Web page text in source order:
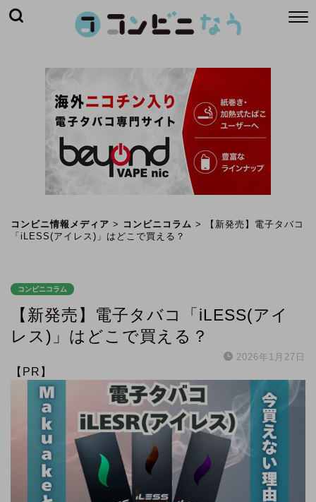
コンビニ情報メディア > コンビニコラム >
【新発売】電子タバコ
「iLESS(アイレス)」はどこで買える？
コンビニコラム
【新発売】電子タバコ「iLESS(アイ
レス)」はどこで買える？
2026年1月27日
【PR】